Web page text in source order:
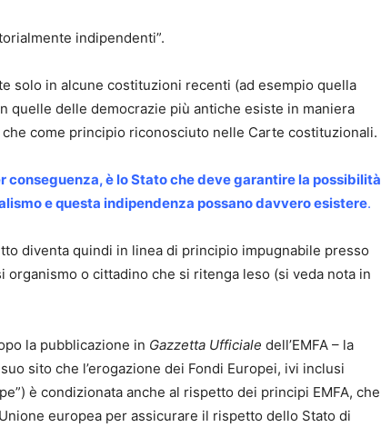
indipendenti”.
solo in alcune costituzioni recenti (ad esempio quella
quelle delle democrazie più antiche esiste in maniera
come principio riconosciuto nelle Carte costituzionali.
è lo Stato che deve garantire la possibilità
e questa indipendenza possano davvero esistere.
diventa quindi in linea di principio impugnabile presso
o cittadino che si ritenga leso (si veda nota in
la pubblicazione in Gazzetta Ufficiale dell’EMFA – la
sito che l’erogazione dei Fondi Europei, ivi inclusi
è condizionata anche al rispetto dei principi EMFA, che
europea per assicurare il rispetto dello Stato di